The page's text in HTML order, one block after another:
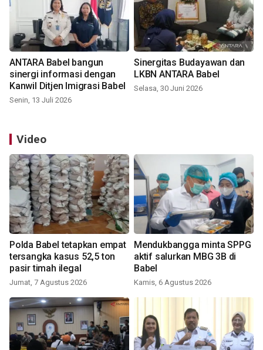
ANTARA Babel bangun
sinergi informasi dengan
Kanwil Ditjen Imigrasi Babel
Senin, 13 Juli 2026
Sinergitas Budayawan dan
LKBN ANTARA Babel
Selasa, 30 Juni 2026
Video
Polda Babel tetapkan empat
tersangka kasus 52,5 ton
pasir timah ilegal
Jumat, 7 Agustus 2026
Mendukbangga minta SPPG
aktif salurkan MBG 3B di
Babel
Kamis, 6 Agustus 2026